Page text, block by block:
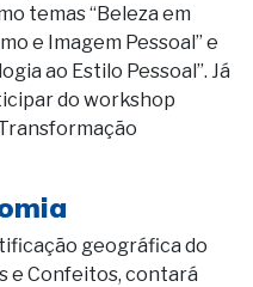
temas “Beleza em
e Imagem Pessoal” e
ao Estilo Pessoal”. Já
do workshop
geográfica do
e Confeitos, contará